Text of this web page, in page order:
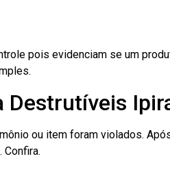
pois evidenciam se um
Destrutíveis
ou item foram violados.